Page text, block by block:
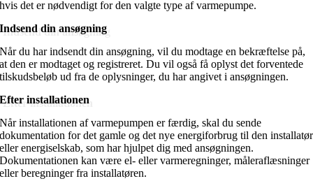
hvis det er nødvendigt for den valgte type af varmepumpe.
Indsend din ansøgning
Når du har indsendt din ansøgning, vil du modtage en bekræftelse på,
at den er modtaget og registreret. Du vil også få oplyst det forventede
tilskudsbeløb ud fra de oplysninger, du har angivet i ansøgningen.
Efter installationen
Når installationen af varmepumpen er færdig, skal du sende
dokumentation for det gamle og det nye energiforbrug til den installatør
eller energiselskab, som har hjulpet dig med ansøgningen.
Dokumentationen kan være el- eller varmeregninger, måleraflæsninger
eller beregninger fra installatøren.